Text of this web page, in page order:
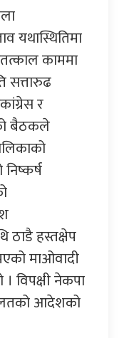
यथास्थितिमा
तत्काल काममा
सत्तारुढ
र
बैठकले
ठाडै हस्तक्षेप
माओवादी
विपक्षी नेकपा
आदेशको